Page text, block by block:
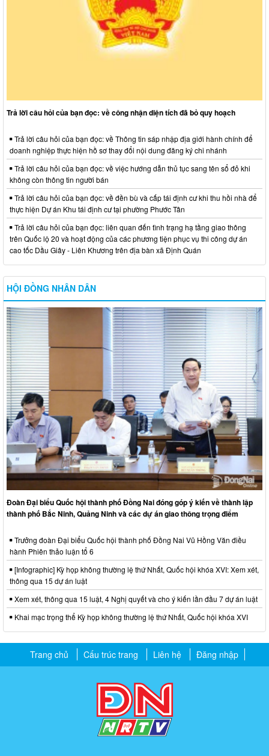
Trả lời câu hỏi của bạn đọc: về công nhận diện tích đã bỏ quy hoạch
Trả lời câu hỏi của bạn đọc: về Thông tin sáp nhập địa giới hành chính để
doanh nghiệp thực hiện hồ sơ thay đổi nội dung đăng ký chi nhánh
Trả lời câu hỏi của bạn đọc: về việc hướng dẫn thủ tục sang tên sổ đỏ khi
không còn thông tin người bán
Trả lời câu hỏi của bạn đọc: về đền bù và cấp tái định cư khi thu hồi nhà để
thực hiện Dự án Khu tái định cư tại phường Phước Tân
Trả lời câu hỏi của bạn đọc: liên quan đến tình trạng hạ tầng giao thông
trên Quốc lộ 20 và hoạt động của các phương tiện phục vụ thi công dự án
cao tốc Dầu Giây - Liên Khương trên địa bàn xã Định Quán
HỘI ĐỒNG NHÂN DÂN
Đoàn Đại biểu Quốc hội thành phố Đồng Nai đóng góp ý kiến về thành lập
thành phố Bắc Ninh, Quảng Ninh và các dự án giao thông trọng điểm
Trưởng đoàn Đại biểu Quốc hội thành phố Đồng Nai Vũ Hồng Văn điều
hành Phiên thảo luận tổ 6
[Infographic] Kỳ họp không thường lệ thứ Nhất, Quốc hội khóa XVI: Xem xét,
thông qua 15 dự án luật
Xem xét, thông qua 15 luật, 4 Nghị quyết và cho ý kiến lần đầu 7 dự án luật
Khai mạc trọng thể Kỳ họp không thường lệ thứ Nhất, Quốc hội khóa XVI
Trang chủ Cấu trúc trang Liên hệ Đăng nhập